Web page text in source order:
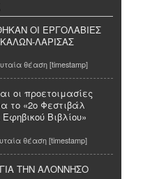
ΟΙ ΕΡΓΟΛΑΒΙΕΣ
ΛΑΡΙΣΑΣ
θέαση [timestamp]
οι προετοιμασίες
το «2ο Φεστιβάλ
Βιβλίου»
θέαση [timestamp]
ΤΗΝ ΑΛΟΝΝΗΣΟ